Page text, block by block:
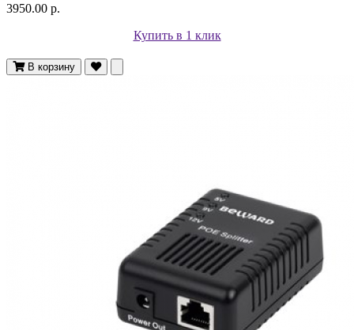
3950.00 р.
Купить в 1 клик
В корзину